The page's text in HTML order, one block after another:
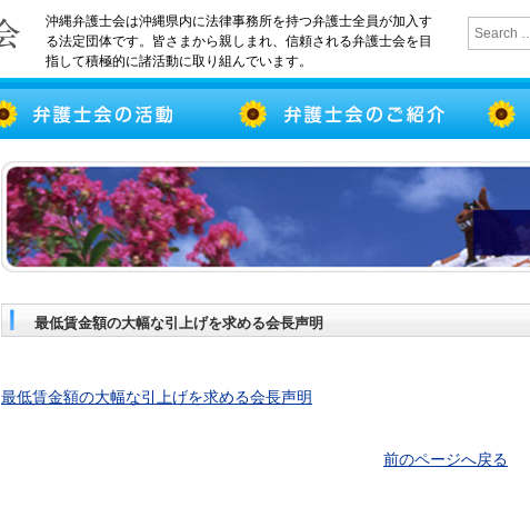
沖縄弁護士会は沖縄県内に法律事務所を持つ弁護士全員が加入す
る法定団体です。皆さまから親しまれ、信頼される弁護士会を目
指して積極的に諸活動に取り組んでいます。
最低賃金額の大幅な引上げを求める会長声明
最低賃金額の大幅な引上げを求める会長声明
前のページへ戻る